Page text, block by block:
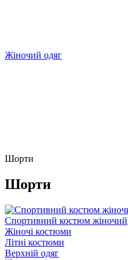
Жіночий одяг
Шорти
Шорти
Спортивний костюм жіночий
Жіночі костюми
Літні костюми
Верхній одяг